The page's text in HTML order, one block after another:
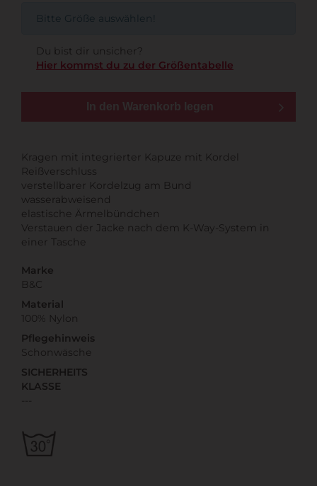
Bitte Größe auswählen!
Du bist dir unsicher?
Hier kommst du zu der Größentabelle
In den Warenkorb legen
Kragen mit integrierter Kapuze mit Kordel
Reißverschluss
verstellbarer Kordelzug am Bund
wasserabweisend
elastische Ärmelbündchen
Verstauen der Jacke nach dem K-Way-System in
einer Tasche
Marke
B&C
Material
100% Nylon
Pflegehinweis
Schonwäsche
SICHERHEITS
KLASSE